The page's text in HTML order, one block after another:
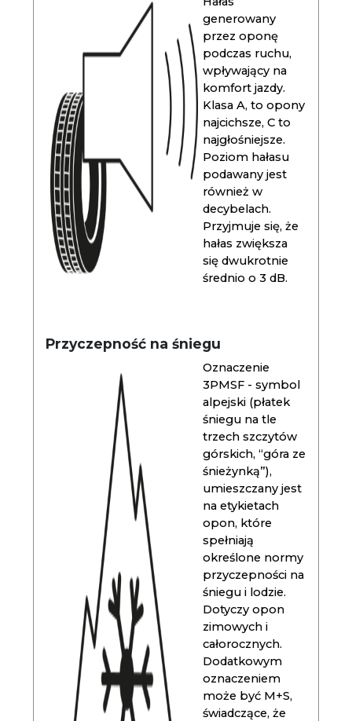
generowany
przez oponę
podczas ruchu,
wpływający na
komfort jazdy.
Klasa A, to opony
najcichsze, C to
najgłośniejsze.
Poziom hałasu
podawany jest
również w
decybelach.
Przyjmuje się, że
hałas zwiększa
się dwukrotnie
średnio o 3 dB.
Przyczepność na śniegu
Oznaczenie
3PMSF - symbol
alpejski (płatek
śniegu na tle
trzech szczytów
górskich, “góra ze
śnieżynką”),
umieszczany jest
na etykietach
opon, które
spełniają
określone normy
przyczepności na
śniegu i lodzie.
Dotyczy opon
zimowych i
całorocznych.
Dodatkowym
oznaczeniem
może być M+S,
świadczące, że